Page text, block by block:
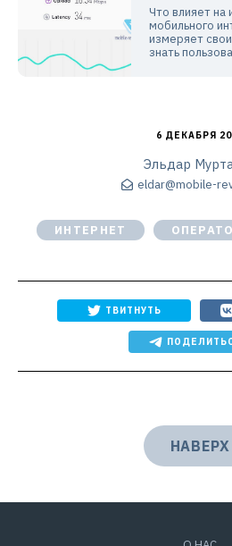
Что влияет на
мобильного
измеряет
знать
6 ДЕКАБРЯ
Эльдар
eldar@mobile-
ИНТЕРНЕТ
ТВИТНУТЬ
НАВЕРХ